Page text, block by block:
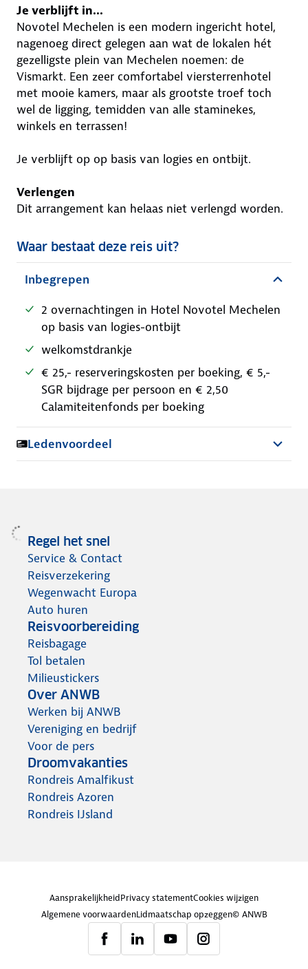
Je verblijft in...
Novotel Mechelen is een modern ingericht hotel,
nagenoeg direct gelegen aan wat de lokalen hét
gezelligste plein van Mechelen noemen: de
Vismarkt. Een zeer comfortabel viersterrenhotel
met mooie kamers, maar als grootste troef toch
wel de ligging, temidden van alle staminekes,
winkels en terrassen!
Je verblijft op op basis van logies en ontbijt.
Verlengen
Dit arrangement kan helaas niet verlengd worden.
Waar bestaat deze reis uit?
Inbegrepen
2 overnachtingen in Hotel Novotel Mechelen
op basis van logies-ontbijt
welkomstdrankje
€ 25,- reserveringskosten per boeking, € 5,-
SGR bijdrage per persoon en € 2,50
Calamiteitenfonds per boeking
Ledenvoordeel
Regel het snel
Service & Contact
Reisverzekering
Wegenwacht Europa
Auto huren
Reisvoorbereiding
Reisbagage
Tol betalen
Milieustickers
Over ANWB
Werken bij ANWB
Vereniging en bedrijf
Voor de pers
Droomvakanties
Rondreis Amalfikust
Rondreis Azoren
Rondreis IJsland
AansprakelijkheidPrivacy statementCookies wijzigen
Algemene voorwaardenLidmaatschap opzeggen© ANWB